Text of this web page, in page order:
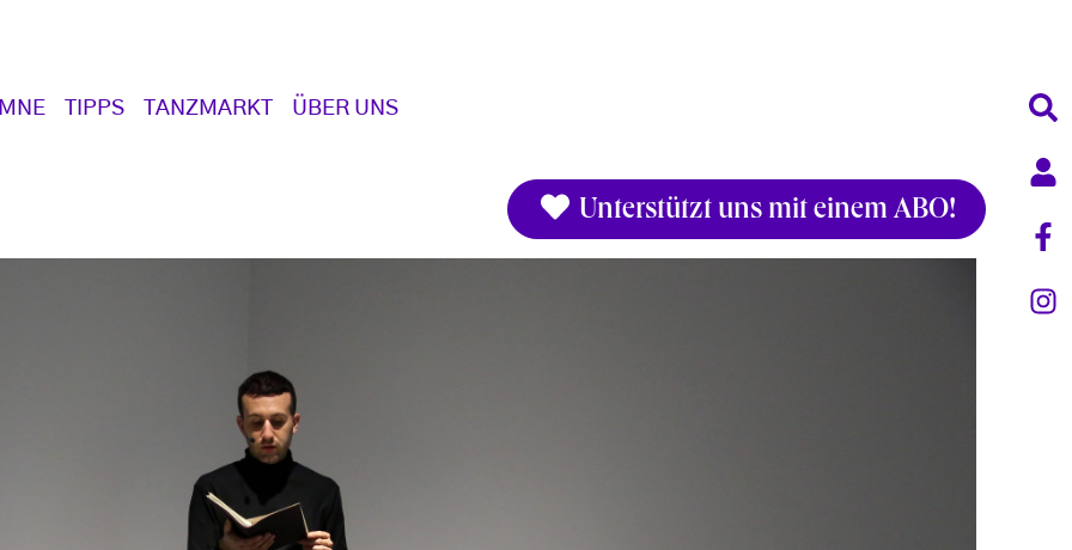
TIPPS TANZMARKT ÜBER UNS
Unterstützt uns mit einem ABO!